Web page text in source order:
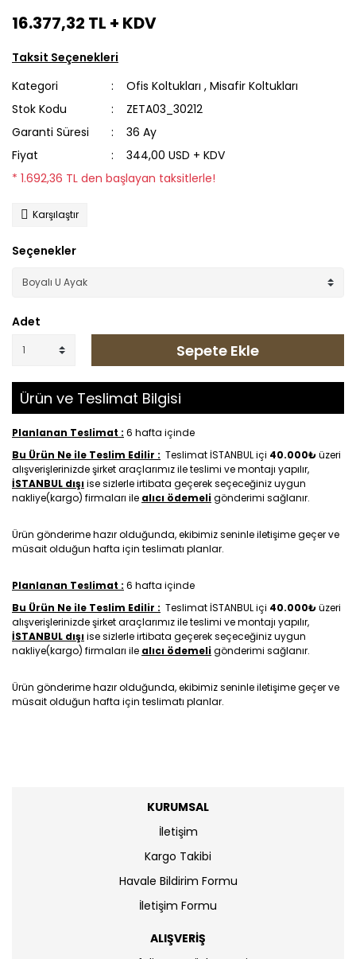
16.377,32 TL + KDV
Taksit Seçenekleri
Kategori
Ofis Koltukları ,Misafir Koltukları
Stok Kodu
ZETA03_30212
Garanti Süresi
36 Ay
Fiyat
344,00 USD + KDV
* 1.692,36 TL den başlayan taksitlerle!
Karşılaştır
Seçenekler
Adet
Sepete Ekle
Ürün ve Teslimat Bilgisi
Planlanan Teslimat : 6 hafta içinde
Bu Ürün Ne ile Teslim Edilir : Teslimat İSTANBUL içi 40.000₺üzeri
alışverişlerinizde şirket araçlarımız ile teslimi ve montajı yapılır,
İSTANBUL dışıise sizlerle irtibata geçerek seçeceğiniz uygun
nakliye(kargo) firmaları ile alıcı ödemeligönderimi sağlanır.
Ürün gönderime hazır olduğunda, ekibimiz seninle iletişime geçer ve
müsait olduğun hafta için teslimatı planlar.
Planlanan Teslimat : 6 hafta içinde
Bu Ürün Ne ile Teslim Edilir : Teslimat İSTANBUL içi 40.000₺üzeri
alışverişlerinizde şirket araçlarımız ile teslimi ve montajı yapılır,
İSTANBUL dışıise sizlerle irtibata geçerek seçeceğiniz uygun
nakliye(kargo) firmaları ile alıcı ödemeligönderimi sağlanır.
Ürün gönderime hazır olduğunda, ekibimiz seninle iletişime geçer ve
müsait olduğun hafta için teslimatı planlar.
KURUMSAL
İletişim
Kargo Takibi
Havale Bildirim Formu
İletişim Formu
ALIŞVERİŞ